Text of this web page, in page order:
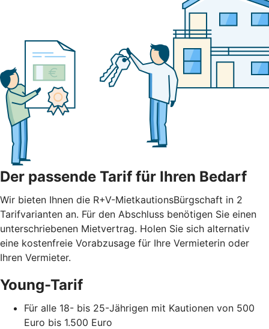
Der passende Tarif für Ihren Bedarf
Wir bieten Ihnen die R+V-MietkautionsBürgschaft in 2
Tarifvarianten an. Für den Abschluss benötigen Sie einen
unterschriebenen Mietvertrag. Holen Sie sich alternativ
eine kostenfreie Vorabzusage für Ihre Vermieterin oder
Ihren Vermieter.
Young-Tarif
Für alle 18- bis 25-Jährigen mit Kautionen von 500
Euro bis 1.500 Euro